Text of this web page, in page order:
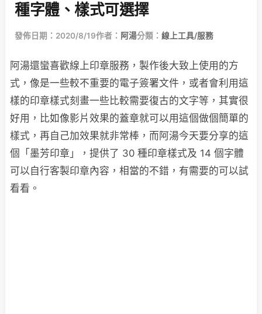
種字體、樣式可選擇
發佈日期：2020/8/19作者： 阿湯分類： 線上工具/服務
阿湯還蠻喜歡線上印章服務，製作後大致上使用的方
式，像是一些較不重要的電子簽署文件，或者會利用這
樣的印章樣式刻畫一些比較需要復古的文字等，其實很
好用，比如像影片效果的蓋章就可以用這個做個簡單的
樣式，再自己加效果就非常棒，而阿湯今天要分享的這
個「墨芳印章」，提供了 30 種印章樣式及 14 個字體
可以自行客製印章內容，相當的不錯，有需要的可以試
看看。